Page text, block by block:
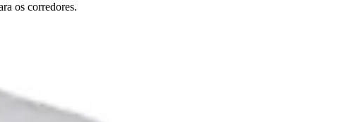
os corredores.